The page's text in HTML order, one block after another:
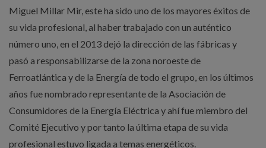
Miguel Millar Mir, este ha sido uno de los mayores éxitos de
su vida profesional, al haber trabajado con un auténtico
número uno, en el 2013 dejó la dirección de las fábricas y
pasó a responsabilizarse de la zona noroeste de
Ferroatlántica y de la Energía de todo el grupo, en los últimos
años fue nombrado representante de la Asociación de
Consumidores de la Energía Eléctrica y ahí fue miembro del
Comité Ejecutivo y por tanto la última etapa de su vida
profesional estuvo ligada a temas energéticos.